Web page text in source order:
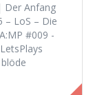
Der Anfang
– LoS – Die
#009 -